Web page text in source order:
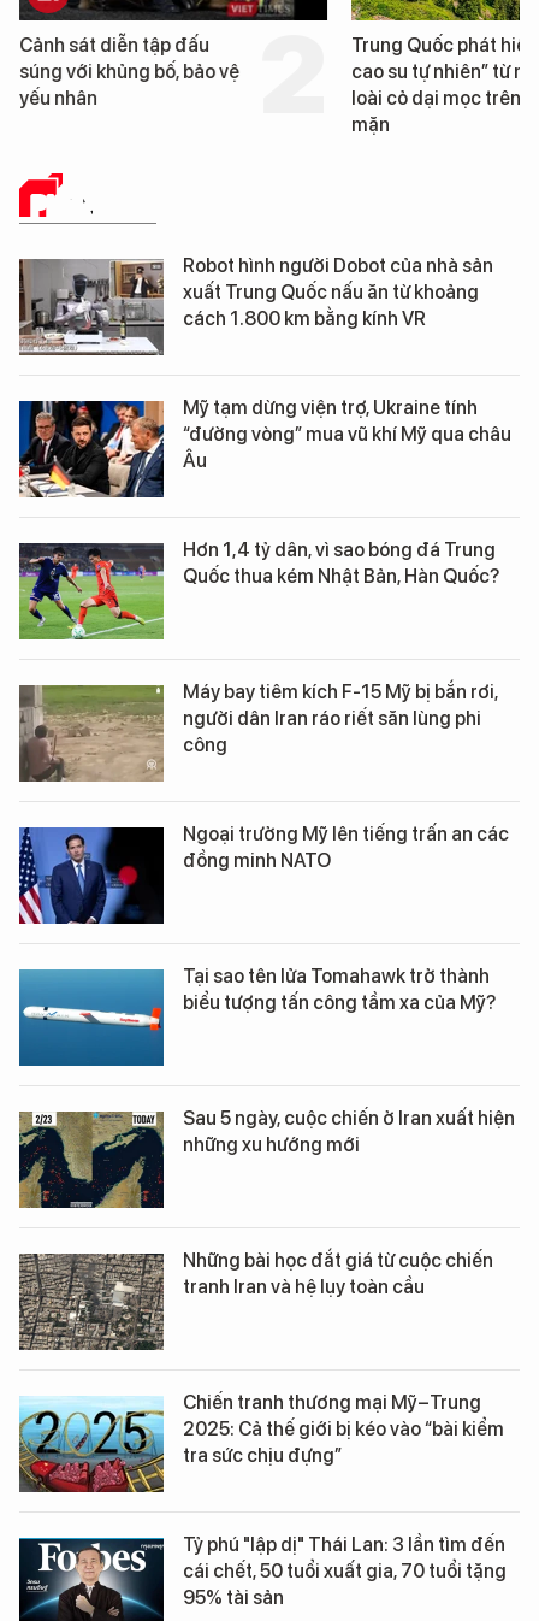
Trung Quốc phát hiện “mỏ
cao su tự nhiên” từ một
loài cỏ dại mọc trên đất
Loạt dự án
Đà Nẵng sắp
PHÂN TÍCH
Robot hình người Dobot của nhà sản
xuất Trung Quốc nấu ăn từ khoảng
cách 1.800 km bằng kính VR
Mỹ tạm dừng viện trợ, Ukraine tính
“đường vòng” mua vũ khí Mỹ qua châu
Âu
Hơn 1,4 tỷ dân, vì sao bóng đá Trung
Quốc thua kém Nhật Bản, Hàn Quốc?
Máy bay tiêm kích F-15 Mỹ bị bắn rơi,
người dân Iran ráo riết săn lùng phi
công
Ngoại trưởng Mỹ lên tiếng trấn an các
đồng minh NATO
Tại sao tên lửa Tomahawk trở thành
biểu tượng tấn công tầm xa của Mỹ?
Sau 5 ngày, cuộc chiến ở Iran xuất hiện
những xu hướng mới
Những bài học đắt giá từ cuộc chiến
tranh Iran và hệ lụy toàn cầu
Chiến tranh thương mại Mỹ–Trung
2025: Cả thế giới bị kéo vào “bài kiểm
tra sức chịu đựng”
Tỷ phú "lập dị" Thái Lan: 3 lần tìm đến
cái chết, 50 tuổi xuất gia, 70 tuổi tặng
95% tài sản